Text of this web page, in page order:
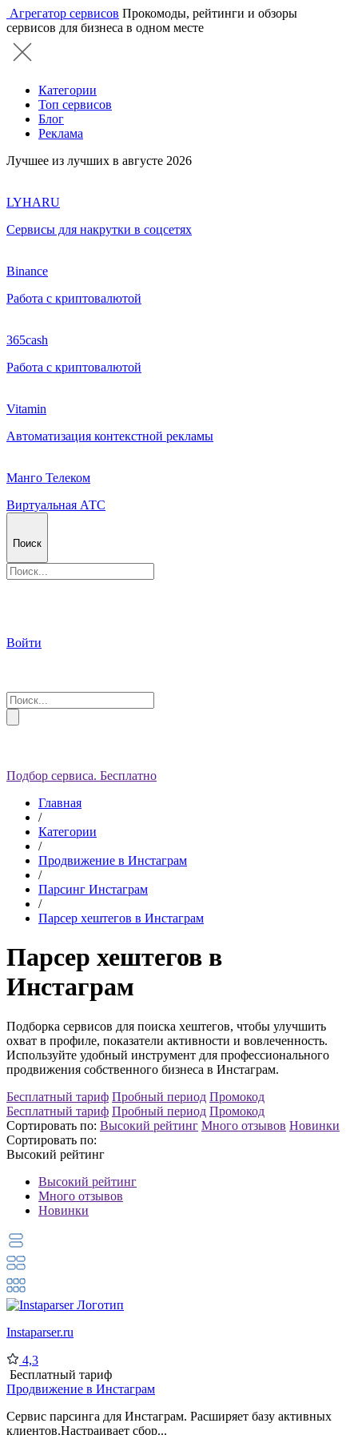
Агрегатор сервисов Прокомоды, рейтинги и обзоры
сервисов для бизнеса в одном месте
Категории
Топ сервисов
Блог
Реклама
Лучшее из лучших в августе 2026
LYHARU
Сервисы для накрутки в соцсетях
Binance
Работа с криптовалютой
365cash
Работа с криптовалютой
Vitamin
Автоматизация контекстной рекламы
Манго Телеком
Виртуальная АТС
Поиск
Войти
Подбор сервиса. Бесплатно
Главная
/
Категории
/
Продвижение в Инстаграм
/
Парсинг Инстаграм
/
Парсер хештегов в Инстаграм
Парсер хештегов в
Инстаграм
Подборка сервисов для поиска хештегов, чтобы улучшить
охват в профиле, показатели активности и вовлеченность.
Используйте удобный инструмент для профессионального
продвижения собственного бизнеса в Инстаграм.
Бесплатный тариф Пробный период Промокод
Бесплатный тариф Пробный период Промокод
Сортировать по: Высокий рейтинг Много отзывов Новинки
Сортировать по:
Высокий рейтинг
Высокий рейтинг
Много отзывов
Новинки
Instaparser.ru
4,3
Бесплатный тариф
Продвижение в Инстаграм
Сервис парсинга для Инстаграм. Расширяет базу активных
клиентов.Настраивает сбор...